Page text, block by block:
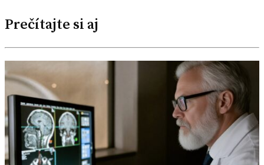
Prečítajte si aj